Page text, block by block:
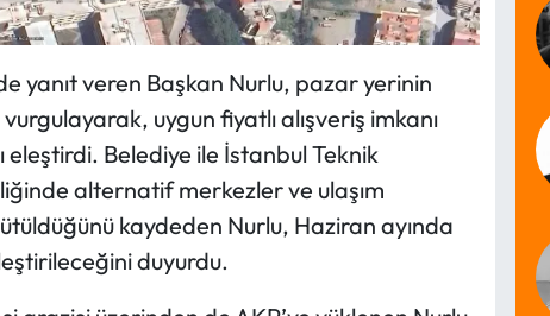
yanıt veren Başkan Nurlu, pazar yerinin
uygun fiyatlı alışveriş imkanı
eleştirdi. Belediye ile İstanbul Teknik
alternatif merkezler ve ulaşım
kaydeden Nurlu, Haziran ayında
duyurdu.